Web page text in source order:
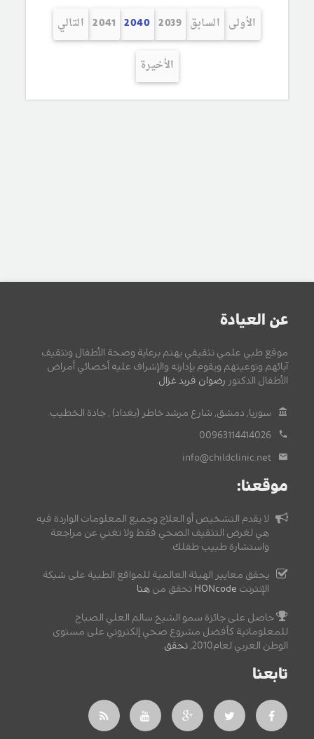
الأولى السابق 2039
2040
2041 التالي
الأخيرة
عن العيادة
موقع طبي علمي تثقيفي يهتم برعاية وصحة الأطفال وتثقيف
آبائهم وتوعيتهم ويقوم بإدارته والإشراف عليه أخصائي أمراض
الأطفال الدكتور رضوان فريد غزال
سوريا, دمشق, شارع مرشد خاطر (بغداد) , جادة الخطيب.
00963114414026
info@childclinic.net
موقعنا:
لا يقدم التشخيص أو العلاج وجميع المعلومات الواردة فيه
هي لغرض التثقيف الصحي فقط ولا تغني عن مراجعة
واستشارة طبيب طفلك.
يحقق معايير الهيئة العالمية للمواقع الطبية على شبكة
الإنترنت HONcode تحقق من هنا
حاصل على جائزة سمو الشيخ سالم العلي الصباح
للمعلوماتية كأفضل مشروع صحي إلكتروني على مستوى
الوطن العربي لعام2010,
تحقق
تابعنا